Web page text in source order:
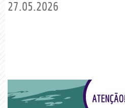
27.05.2026